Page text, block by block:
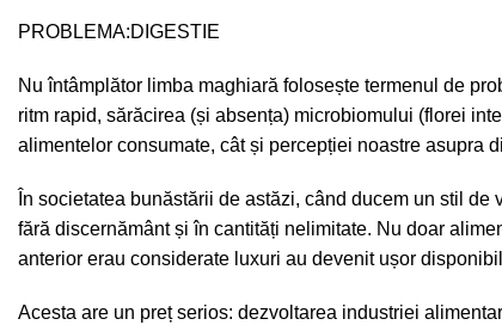
PROBLEMA:DIGESTIE
Nu întâmplător limba maghiară folosește termenul de
ritm rapid, sărăcirea (și absența) microbiomului (florei
alimentelor consumate, cât și percepției noastre asupra
În societatea bunăstării de astăzi, când ducem un stil
fără discernământ și în cantități nelimitate. Nu doar
anterior erau considerate luxuri au devenit ușor
Acesta are un preț serios: dezvoltarea industriei